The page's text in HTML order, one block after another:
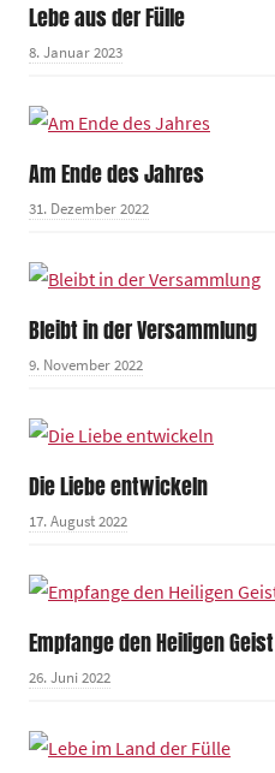
Lebe aus der Fülle
8. Januar 2023
Am Ende des Jahres
31. Dezember 2022
Bleibt in der Versammlung
9. November 2022
Die Liebe entwickeln
17. August 2022
Empfange den Heiligen Geist
26. Juni 2022